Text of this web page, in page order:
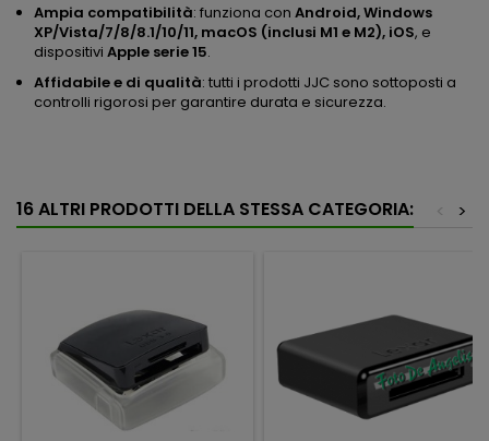
Ampia compatibilità: funziona con Android, Windows
XP/Vista/7/8/8.1/10/11, macOS (inclusi M1 e M2), iOS, e
dispositivi Apple serie 15.
Affidabile e di qualità: tutti i prodotti JJC sono sottoposti a
controlli rigorosi per garantire durata e sicurezza.
16 ALTRI PRODOTTI DELLA STESSA CATEGORIA: >
<